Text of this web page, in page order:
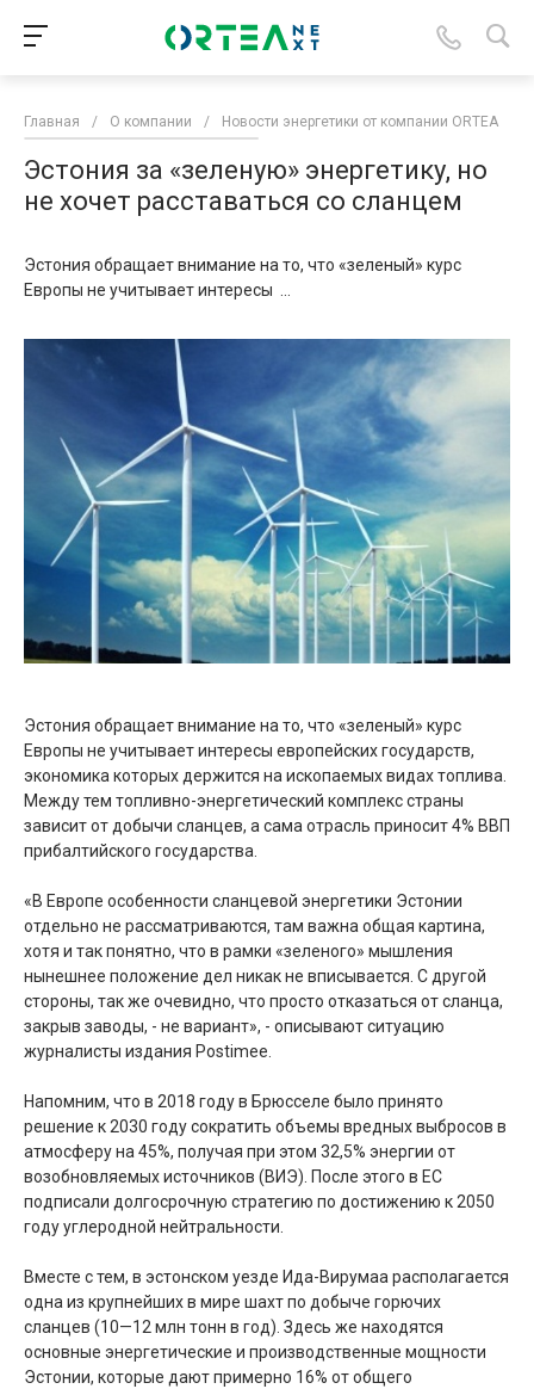
Главная / О компании / Новости энергетики от компании ORTEA
Эстония за «зеленую» энергетику, но
не хочет расставаться со сланцем
Эстония обращает внимание на то, что «зеленый» курс
Европы не учитывает интересы ...
Эстония обращает внимание на то, что «зеленый» курс
Европы не учитывает интересы европейских государств,
экономика которых держится на ископаемых видах топлива.
Между тем топливно-энергетический комплекс страны
зависит от добычи сланцев, а сама отрасль приносит 4% ВВП
прибалтийского государства.
«В Европе особенности сланцевой энергетики Эстонии
отдельно не рассматриваются, там важна общая картина,
хотя и так понятно, что в рамки «зеленого» мышления
нынешнее положение дел никак не вписывается. С другой
стороны, так же очевидно, что просто отказаться от сланца,
закрыв заводы, - не вариант», - описывают ситуацию
журналисты издания Postimee.
Напомним, что в 2018 году в Брюсселе было принято
решение к 2030 году сократить объемы вредных выбросов в
атмосферу на 45%, получая при этом 32,5% энергии от
возобновляемых источников (ВИЭ). После этого в ЕС
подписали долгосрочную стратегию по достижению к 2050
году углеродной нейтральности.
Вместе с тем, в эстонском уезде Ида-Вирумаа располагается
одна из крупнейших в мире шахт по добыче горючих
сланцев (10—12 млн тонн в год). Здесь же находятся
основные энергетические и производственные мощности
Эстонии, которые дают примерно 16% от общего